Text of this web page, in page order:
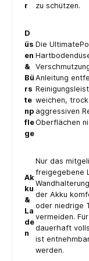
r
zu schützen.
D
üs
en
&
Bü
rs
te
np
fle
ge
Die
Anleitung
weichen,
aggressiven
Oberflächen
Ak
ku
&
La
de
n
Nur das
freigegebene
der Akku
oder niedrige
vermeiden.
dauerhaft
ist
werden.